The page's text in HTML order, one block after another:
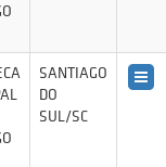
SANTIAGO
DO
SUL/SC